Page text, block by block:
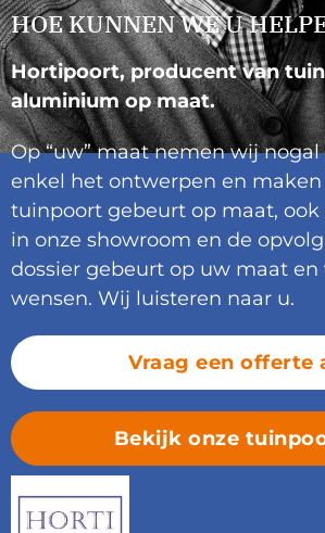
HOE KUNNEN WE U
Hortipoort, producent van
aluminium op maat.
Op “uw” maat nemen wij
enkel het ontwerpen en
tuinpoort gebeurt op maat,
in onze showroom en de
dossier gebeurt op uw maat en
wensen. Wij luisteren naar u.
Vraag een offerte
Bekijk onze